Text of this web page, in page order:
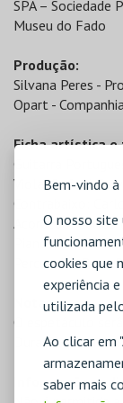
Bem-vindo à
O nosso site
cookies que
experiência
utilizada
Ao clicar em
saber mais
SPA – Sociedade
Museu do Fado
Produção:
Silvana Peres -
Opart -
Ficha artística e
Guitarra
Viola: Rafael
Contrabaixo:
Acordeão: Carlos
Piano: Manuel
Percussão: Ruca
Notas
O espetáculo será
Duração
Informações